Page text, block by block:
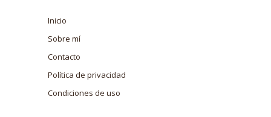
Inicio
Sobre mí
Contacto
Política de privacidad
Condiciones de uso